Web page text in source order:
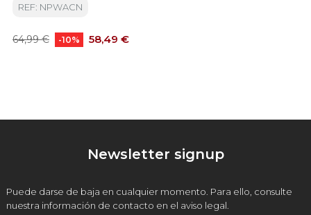
REF: NPWACN
Precio
64,99 € -10% Precio
58,49 €
Newsletter signup
Puede darse de baja en cualquier momento. Para ello, consulte
nuestra información de contacto en el aviso legal.